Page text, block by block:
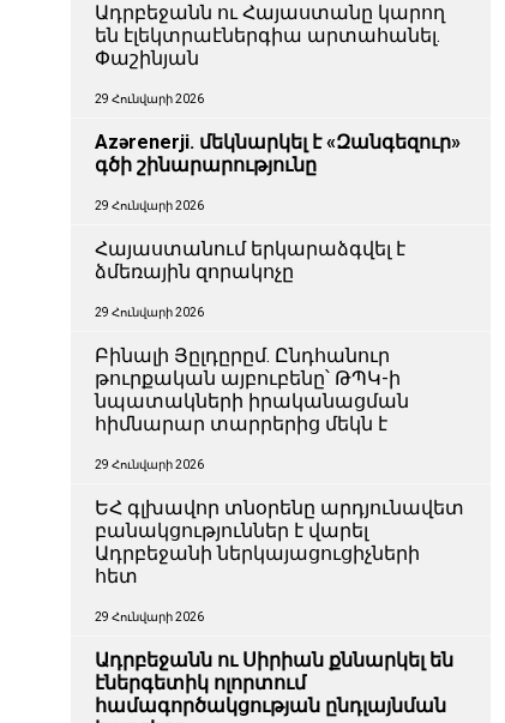
Ադրբեջանն ու Հայաստանը կարող
են էլեկտրաէներգիա արտահանել.
Փաշինյան
29 Հունվարի 2026
Azərenerji. մեկնարկել է «Զանգեզուր»
գծի շինարարությունը
29 Հունվարի 2026
Հայաստանում երկարաձգվել է
ձմեռային զորակոչը
29 Հունվարի 2026
Բինալի Յըլդըրըմ. Ընդհանուր
թուրքական այբուբենը՝ ԹՊԿ-ի
նպատակների իրականացման
հիմնարար տարրերից մեկն է
29 Հունվարի 2026
ԵՀ գլխավոր տնօրենը արդյունավետ
բանակցություններ է վարել
Ադրբեջանի ներկայացուցիչների
հետ
29 Հունվարի 2026
Ադրբեջանն ու Սիրիան քննարկել են
էներգետիկ ոլորտում
համագործակցության ընդլայնման